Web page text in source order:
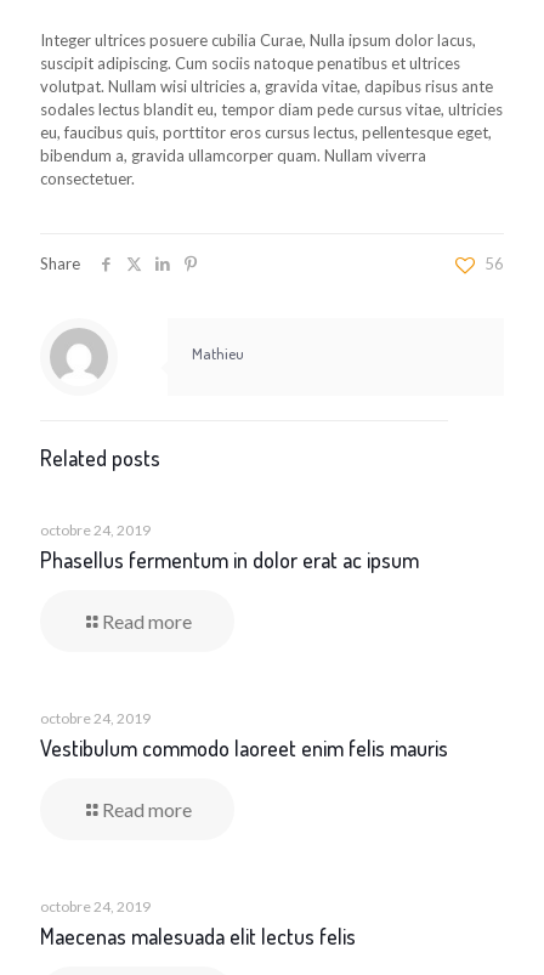
Integer ultrices posuere cubilia Curae, Nulla ipsum dolor lacus,
suscipit adipiscing. Cum sociis natoque penatibus et ultrices
volutpat. Nullam wisi ultricies a, gravida vitae, dapibus risus ante
sodales lectus blandit eu, tempor diam pede cursus vitae, ultricies
eu, faucibus quis, porttitor eros cursus lectus, pellentesque eget,
bibendum a, gravida ullamcorper quam. Nullam viverra
consectetuer.
Share 56
Mathieu
Related posts
octobre 24, 2019
Phasellus fermentum in dolor erat ac ipsum
Read more
octobre 24, 2019
Vestibulum commodo laoreet enim felis mauris
Read more
octobre 24, 2019
Maecenas malesuada elit lectus felis